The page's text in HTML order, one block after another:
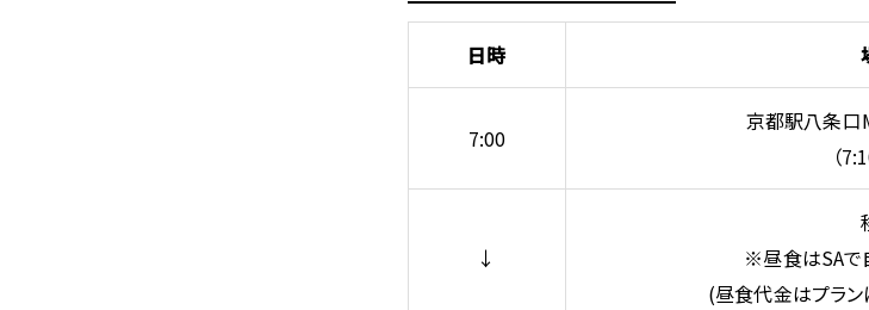
日時
7:00
京都駅八条口
（
↓
※昼食はSAで
(昼食代金はプラン